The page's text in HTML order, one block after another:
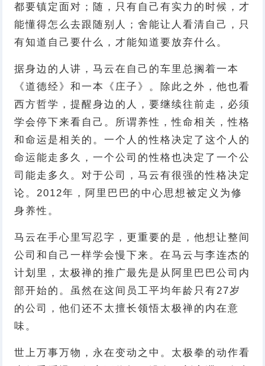
都要镇定面对；随，只有自己有实力的时候，才
能懂得怎么去跟随别人；舍能让人看清自己，只
有知道自己要什么，才能知道要放弃什么。
据身边的人讲，马云在自己的车里总搁着一本
《道德经》和一本《庄子》。除此之外，他也看
西方哲学，提醒身边的人，要继续往前走，必须
学会停下来看自己。所谓养性，性命相关，性格
和命运是相关的。一个人的性格决定了这个人的
命运能走多久，一个公司的性格也决定了一个公
司能走多久。对于公司，马云有很强的性格决定
论。2012年，阿里巴巴的中心思想被定义为修
身养性。
马云在手心里写忍字，更重要的是，他想让整间
公司和自己一样学会慢下来。在马云与李连杰的
计划里，太极禅的推广最先是从阿里巴巴公司内
部开始的。虽然在这间员工平均年龄只有27岁
的公司，他们还不太擅长领悟太极禅的内在意
味。
世上万事万物，永在变动之中。太极拳的动作看